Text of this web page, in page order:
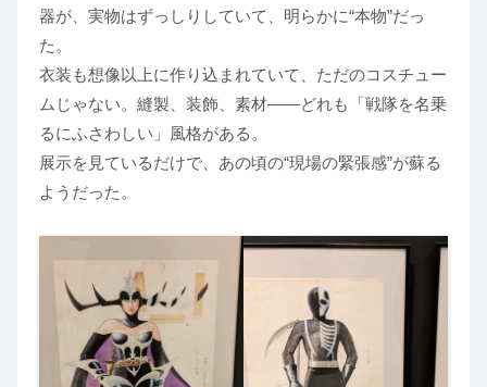
器が、実物はずっしりしていて、明らかに“本物”だっ
た。
衣装も想像以上に作り込まれていて、ただのコスチュー
ムじゃない。縫製、装飾、素材――どれも「戦隊を名乗
るにふさわしい」風格がある。
展示を見ているだけで、あの頃の“現場の緊張感”が蘇る
ようだった。